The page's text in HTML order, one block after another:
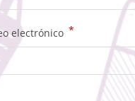
electrónico *